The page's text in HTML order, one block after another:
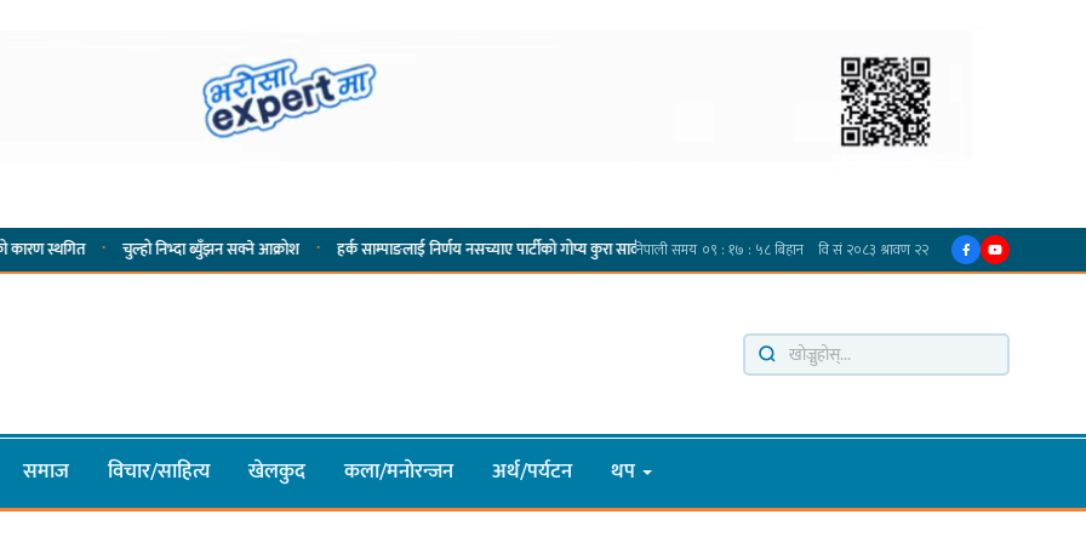
· चुल्हो निभ्दा ब्युँझन सक्ने आक्रोश · हर्क साम्पाङलाई निर्णय नसच्याए पार्टीको गोप्य कुरा सार्वजनिक गर्ने ज्ञानु चाम्लिङको चेतावनी · कार्तिक १८ गते इटहरीमा नेपथ्यको भव्य कन्सर्ट
समाज विचार/साहित्य खेलकुद कला/मनाेरन्जन अर्थ/पर्यटन थप